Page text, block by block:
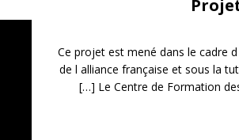
Ce projet est mené dans le cadre
de l alliance française et sous la
Le Centre de Formation
[…]